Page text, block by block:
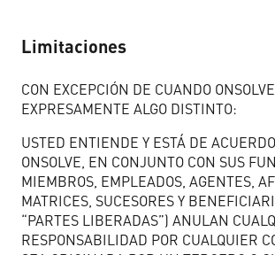
Limitaciones
CON EXCEPCIÓN DE CUANDO
EXPRESAMENTE ALGO DISTINTO:
USTED ENTIENDE Y ESTÁ DE
ONSOLVE, EN CONJUNTO CON SUS
MIEMBROS, EMPLEADOS, AGENTES,
MATRICES, SUCESORES Y
“PARTES LIBERADAS”) ANULAN
RESPONSABILIDAD POR CUALQUIER